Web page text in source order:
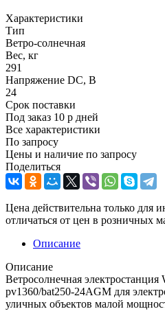
Характеристики
Тип
Ветро-солнечная
Вес, кг
291
Напряжение DC, В
24
Срок поставки
Под заказ 10 р дней
Все характеристики
По запросу
Цены и наличие по запросу
Поделиться
Цена действительна только для
отличаться от цен в розничных
Описание
Описание
Ветросолнечная электростанция
pv1360/bat250-24AGM для
уличных объектов малой